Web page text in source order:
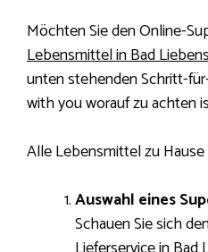
Möchten Sie den Online-
Lebensmittel in Bad
unten stehenden Schritt-
with you worauf zu achten
Alle Lebensmittel zu
Auswahl eines
Schauen Sie sich